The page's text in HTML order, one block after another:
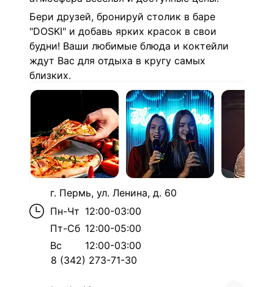
Бери друзей, бронируй столик в баре
"DOSKI" и добавь ярких красок в свои
будни! Ваши любимые блюда и коктейли
ждут Вас для отдыха в кругу самых
близких.
г. Пермь, ул. Ленина, д. 60
Пн-Чт 12:00-03:00
Пт-Сб 12:00-05:00
Вс
12:00-03:00
8 (342) 273-71-30